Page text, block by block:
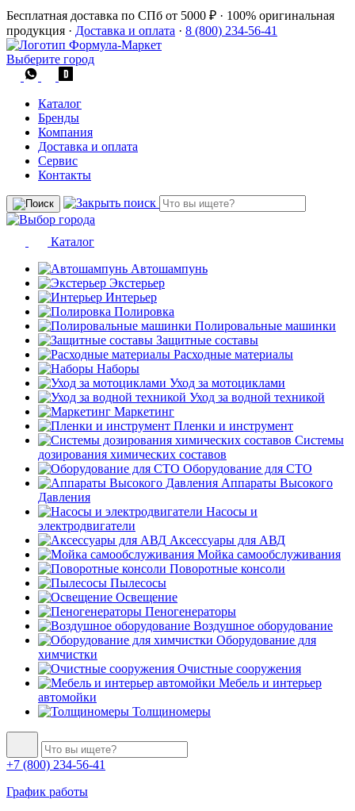
Бесплатная доставка по СПб от 5000 ₽ · 100% оригинальная
продукция · Доставка и оплата · 8 (800) 234-56-41
Выберите город
Каталог
Бренды
Компания
Доставка и оплата
Сервис
Контакты
Каталог
Автошампунь
Экстерьер
Интерьер
Полировка
Полировальные машинки
Защитные составы
Расходные материалы
Наборы
Уход за мотоциклами
Уход за водной техникой
Маркетинг
Пленки и инструмент
Системы
дозирования химических составов
Оборудование для СТО
Аппараты Высокого
Давления
Насосы и
электродвигатели
Аксессуары для АВД
Мойка самообслуживания
Поворотные консоли
Пылесосы
Освещение
Пеногенераторы
Воздушное оборудование
Оборудование для
химчистки
Очистные сооружения
Мебель и интерьер
автомойки
Толщиномеры
+7 (800) 234-56-41
График работы